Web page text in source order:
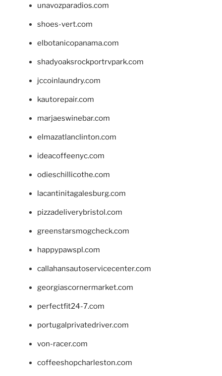
unavozparadios.com
shoes-vert.com
elbotanicopanama.com
shadyoaksrockportrvpark.com
jccoinlaundry.com
kautorepair.com
marjaeswinebar.com
elmazatlanclinton.com
ideacoffeenyc.com
odieschillicothe.com
lacantinitagalesburg.com
pizzadeliverybristol.com
greenstarsmogcheck.com
happypawspl.com
callahansautoservicecenter.com
georgiascornermarket.com
perfectfit24-7.com
portugalprivatedriver.com
von-racer.com
coffeeshopcharleston.com